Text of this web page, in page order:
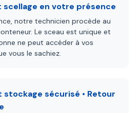
scellage en votre présence
notre technicien procède au
Le sceau est unique et
ne peut accéder à vos
vous le sachiez.
sécurisé • Retour